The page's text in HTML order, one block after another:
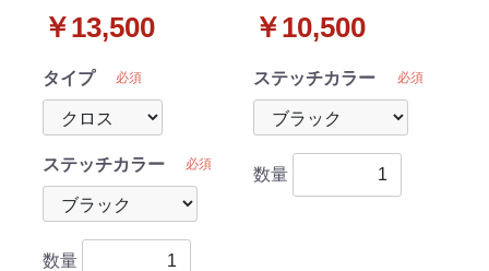
マット クロス/ダイヤ/ブ
￥13,500
タイプ 必須
ステッチカラー 必須
数量
マット スタンダード 受
￥10,500
ステッチカラー 必須
数量